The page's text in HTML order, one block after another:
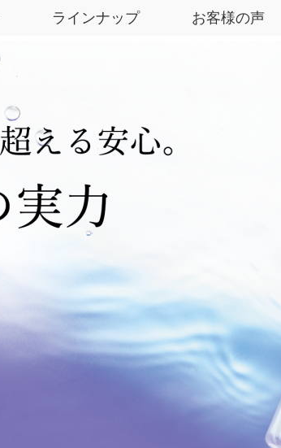
ラインナップ お客様の声